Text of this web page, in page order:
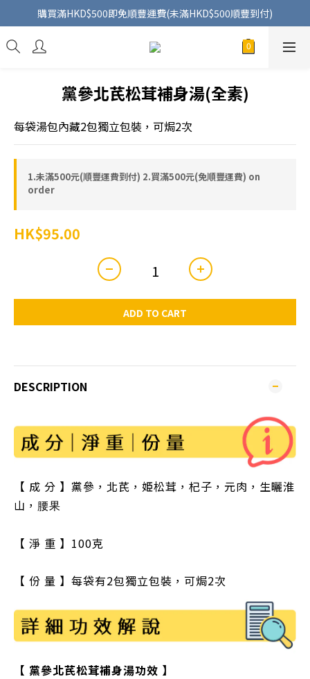
購買滿HKD$500即免順豐運費(未滿HKD$500順豐到付)
黨參北芪松茸補身湯(全素)
每袋湯包內藏2包獨立包裝，可焗2次
1.未滿500元(順豐運費到付) 2.買滿500元(免順豐運費) on
order
HK$95.00
ADD TO CART
DESCRIPTION
【 成 分 】黨參，北芪，姫松茸，杞子，元肉，生曬淮
山 ， 腰果
【 淨 重 】100克
【 份 量 】每袋有2包獨立包裝，可焗2次
【 黨參北芪松茸補身湯功效 】